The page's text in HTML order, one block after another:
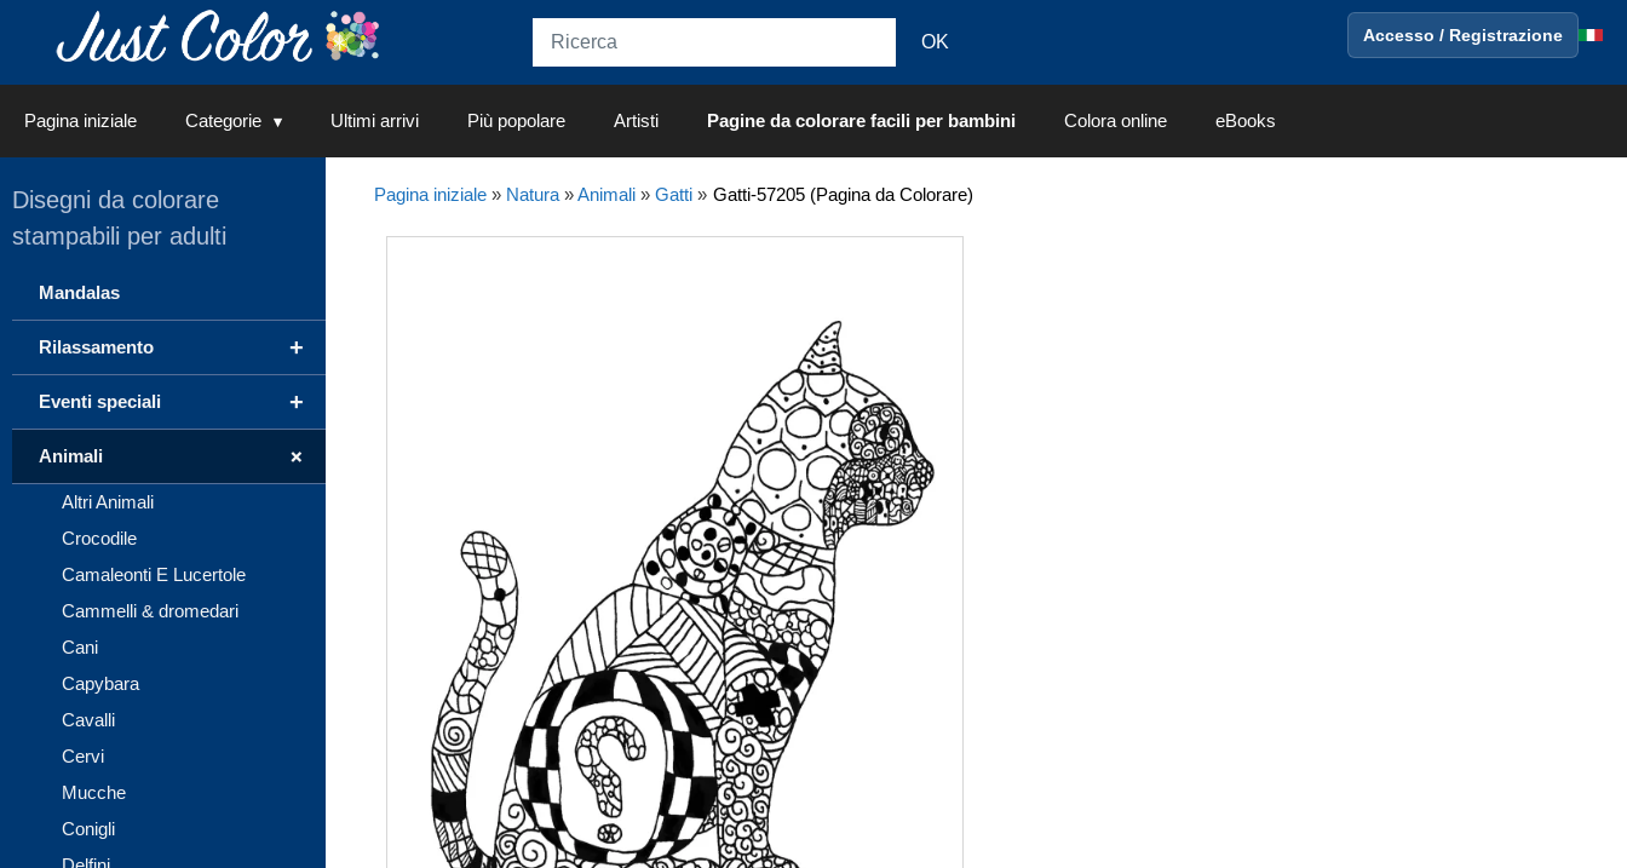
Accesso / Registrazione
Pagina iniziale Categorie Ultimi arrivi Più popolare Artisti Pagine da colorare facili per bambini Colora online eBooks
Pagina iniziale» Natura»Animali» Gatti» Gatti-57205 (Pagina da Colorare)
Disegni da colorare
stampabili per adulti
Mandalas
+
Rilassamento
+
Eventi speciali
+
Animali
Altri Animali
Crocodile
Camaleonti E Lucertole
Cammelli & dromedari
Cani
Capybara
Cavalli
Cervi
Mucche
Conigli